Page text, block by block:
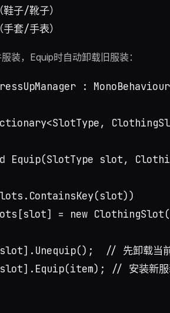
子/靴子）
装，Equip时自动卸载旧服装：
: MonoBehaviour
Equip(SlotType slot,
= new
// 先卸载当
// 安装新服